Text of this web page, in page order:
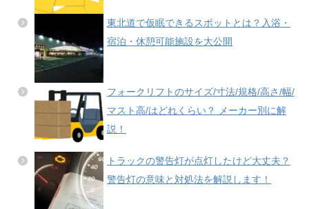
東北道で仮眠できるスポットとは？入浴・
宿泊・休憩可能施設を大公開
フォークリフトのサイズ/寸法/規格/高さ/幅/
マスト高/はどれくらい？ メーカー別に解
説！
トラックの警告灯が点灯したけど大丈夫？
警告灯の意味と対処法を解説します！